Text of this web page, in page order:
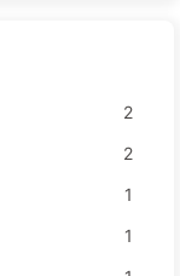
2
2
1
1